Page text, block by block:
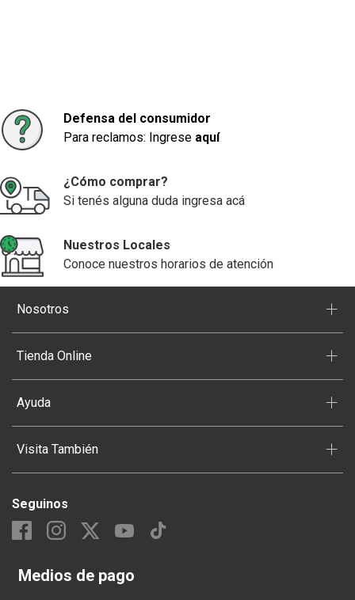
Defensa del consumidor
Para reclamos: Ingrese aquí
¿Cómo comprar?
Si tenés alguna duda ingresa acá
Nuestros Locales
Conoce nuestros horarios de atención
Nosotros +
Tienda Online +
Ayuda +
Visita También +
Seguinos
Medios de pago